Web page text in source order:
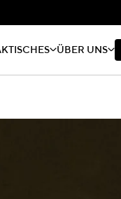
ÜBER UNS